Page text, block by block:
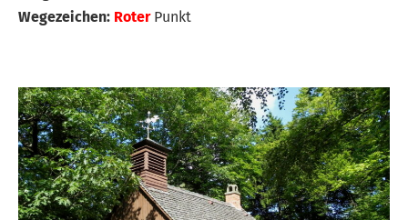
Wegezeichen: RoterPunkt